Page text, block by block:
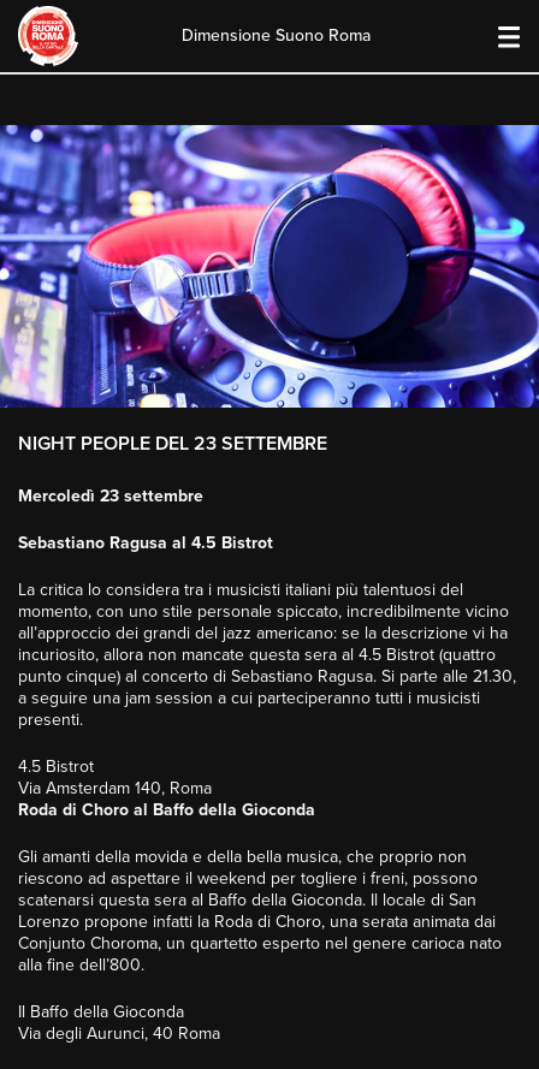
content
Dimensione Suono Roma
NIGHT PEOPLE DEL 23 SETTEMBRE
Mercoledì 23 settembre
Sebastiano Ragusa al 4.5 Bistrot
La critica lo considera tra i musicisti italiani più talentuosi del
momento, con uno stile personale spiccato, incredibilmente vicino
all’approccio dei grandi del jazz americano: se la descrizione vi ha
incuriosito, allora non mancate questa sera al 4.5 Bistrot (quattro
punto cinque) al concerto di Sebastiano Ragusa. Si parte alle 21.30,
a seguire una jam session a cui parteciperanno tutti i musicisti
presenti.
4.5 Bistrot
Via Amsterdam 140, Roma
Roda di Choro al Baffo della Gioconda
Gli amanti della movida e della bella musica, che proprio non
riescono ad aspettare il weekend per togliere i freni, possono
scatenarsi questa sera al Baffo della Gioconda. Il locale di San
Lorenzo propone infatti la Roda di Choro, una serata animata dai
Conjunto Choroma, un quartetto esperto nel genere carioca nato
alla fine dell’800.
Il Baffo della Gioconda
Via degli Aurunci, 40 Roma